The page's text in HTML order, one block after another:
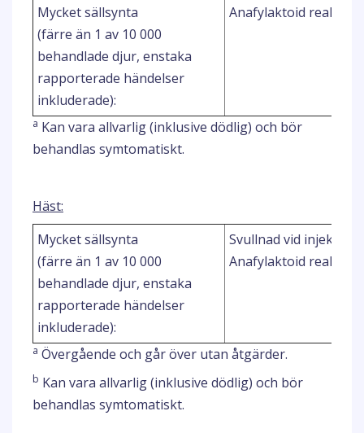
Mycket sällsynta
(färre än 1 av 10 000
behandlade djur, enstaka
rapporterade händelser
inkluderade):
Anafylaktoid reaktion
a Kan vara allvarlig (inklusive dödlig) och bör
behandlas symtomatiskt.
Häst:
Mycket sällsynta
(färre än 1 av 10 000
behandlade djur, enstaka
rapporterade händelser
inkluderade):
Svullnad vid
Anafylaktoid reaktion
a Övergående och går över utan åtgärder.
b Kan vara allvarlig (inklusive dödlig) och bör
behandlas symtomatiskt.